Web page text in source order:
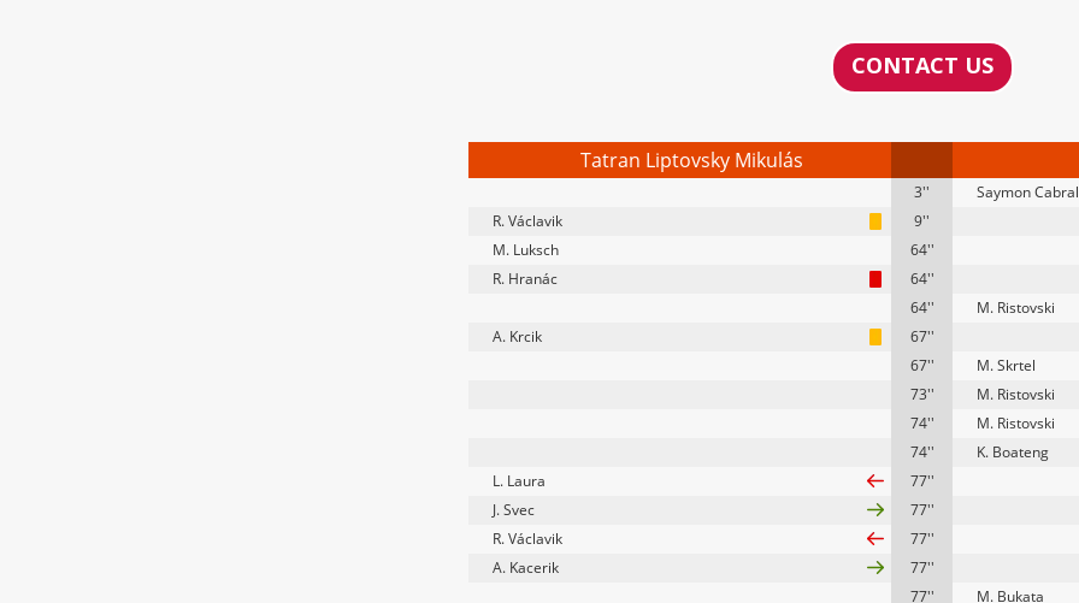
CONTACT US
Tatran Liptovsky Mikulás
3''
Saymon Cabral
R. Václavik
9''
M. Luksch
64''
R. Hranác
64''
64''
M. Ristovski
A. Krcik
67''
67''
M. Skrtel
73''
M. Ristovski
74''
M. Ristovski
74''
K. Boateng
L. Laura
77''
J. Svec
77''
R. Václavik
77''
A. Kacerik
77''
77''
M. Bukata